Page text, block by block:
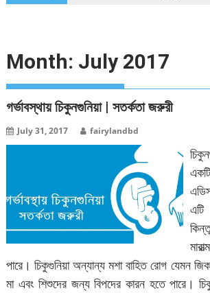
Month: July 2017
গর্ভাবস্থায় চিকুনগুনিয়া | সতর্কতা জরুরী
July 31, 2017 fairylandbd
এটি
পারে। চিকুগুনিয়া অন্যান্য মশা বাহিত রোগ যেমন
মা এবং শিশুদের জন্য বিপদের কারন হতে পারে।